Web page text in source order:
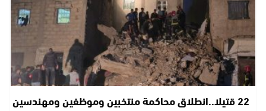
22 قتيلا..انطلاق محاكمة منتخبين وموظفين ومهندسين